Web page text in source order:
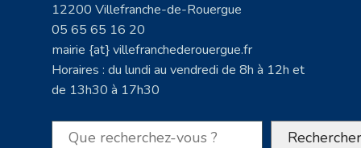
12200 Villefranche-de-Rouergue
05 65 65 16 20
mairie {at} villefranchederouergue.fr
Horaires : du lundi au vendredi de 8h à 12h et
de 13h30 à 17h30
Rechercher Rechercher